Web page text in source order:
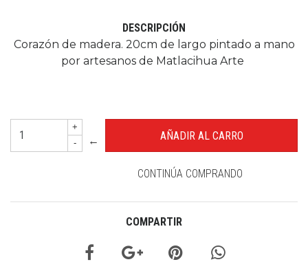
DESCRIPCIÓN
Corazón de madera. 20cm de largo pintado a mano
por artesanos de Matlacihua Arte
+
-
←
CONTINÚA COMPRANDO
COMPARTIR